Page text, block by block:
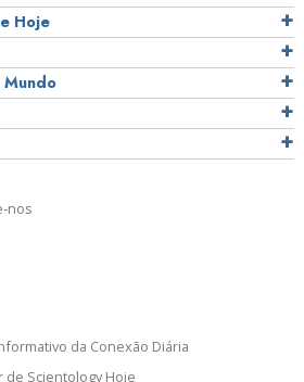
Hoje
da Conexão Diária
de Scientology Hoje